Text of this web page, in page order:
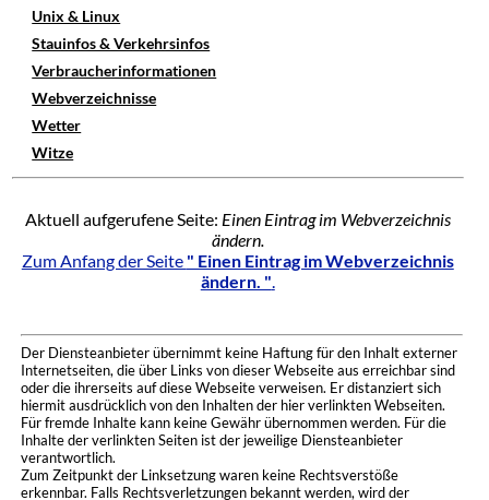
Unix & Linux
Stauinfos & Verkehrsinfos
Verbraucherinformationen
Webverzeichnisse
Wetter
Witze
Aktuell aufgerufene Seite: Einen Eintrag im Webverzeichnis
ändern.
Zum Anfang der Seite " Einen Eintrag im Webverzeichnis
ändern. ".
Der Diensteanbieter übernimmt keine Haftung für den Inhalt externer
Internetseiten, die über Links von dieser Webseite aus erreichbar sind
oder die ihrerseits auf diese Webseite verweisen. Er distanziert sich
hiermit ausdrücklich von den Inhalten der hier verlinkten Webseiten.
Für fremde Inhalte kann keine Gewähr übernommen werden. Für die
Inhalte der verlinkten Seiten ist der jeweilige Diensteanbieter
verantwortlich.
Zum Zeitpunkt der Linksetzung waren keine Rechtsverstöße
erkennbar. Falls Rechtsverletzungen bekannt werden, wird der